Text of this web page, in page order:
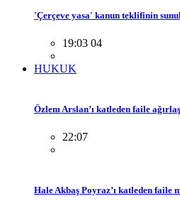
'Çerçeve yasa' kanun teklifinin
19:03 04
HUKUK
Özlem Arslan’ı katleden faile
22:07
Hale Akbaş Poyraz’ı katleden faile